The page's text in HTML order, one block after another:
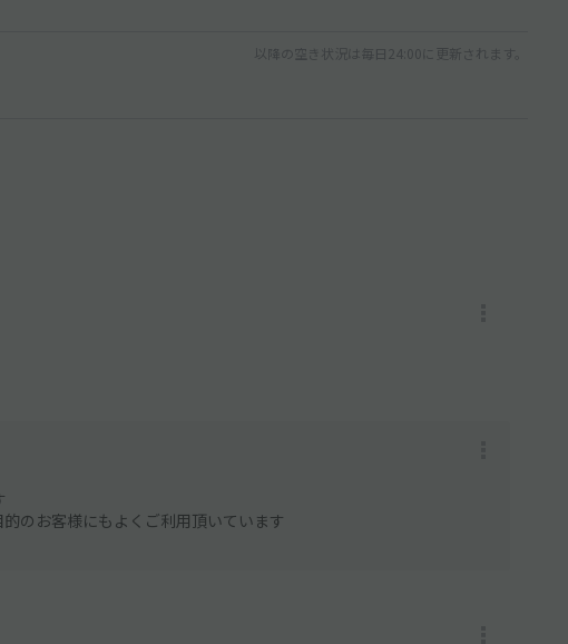
以降の空き状況は毎日24:00に更新されます。
のお客様にもよくご利用頂いています